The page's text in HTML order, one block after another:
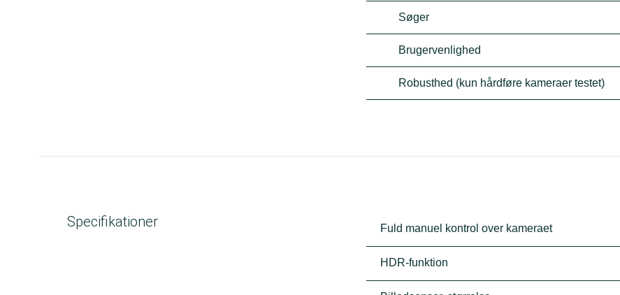
Søger
Brugervenlighed
Robusthed (kun hårdføre kameraer testet)
Specifikationer Fuld manuel kontrol over kameraet
HDR-funktion